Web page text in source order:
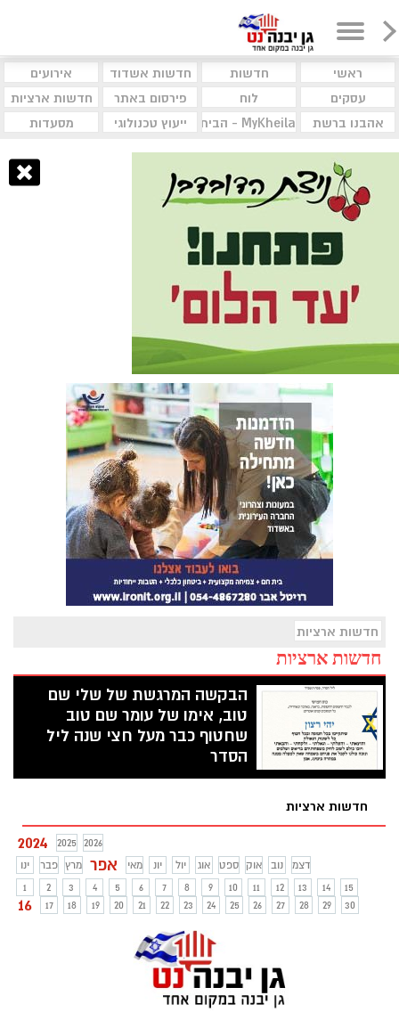
ראשי חדשות חדשות אשדוד
אירועים
עסקים
לוח פירסום באתר
חדשות ארציות
אהבנו ברשת
MyKheila - הבית לעסקים וקהילות ייעוץ טכנולוגי מסעדות
חדשות ארציות
חדשות ארציות
הבקשה המרגשת של שלי שם
טוב, אימו של עומר שם טוב
שחטוף כבר מעל חצי שנה ליל
הסדר
בכל ליל סדר נהוג להרים 4 כוסות במהלך
חדשות ארציות
2024 2025
2026
ינו
פבר מרץ אפר מאי יונ יול אוג ספט אוק נוב
דצמ
1
2 3 4 5 6 7 8 9 10 11 12 13 14 15
16 17 18 19 20 21 22 23 24 25 26 27 28 29 30